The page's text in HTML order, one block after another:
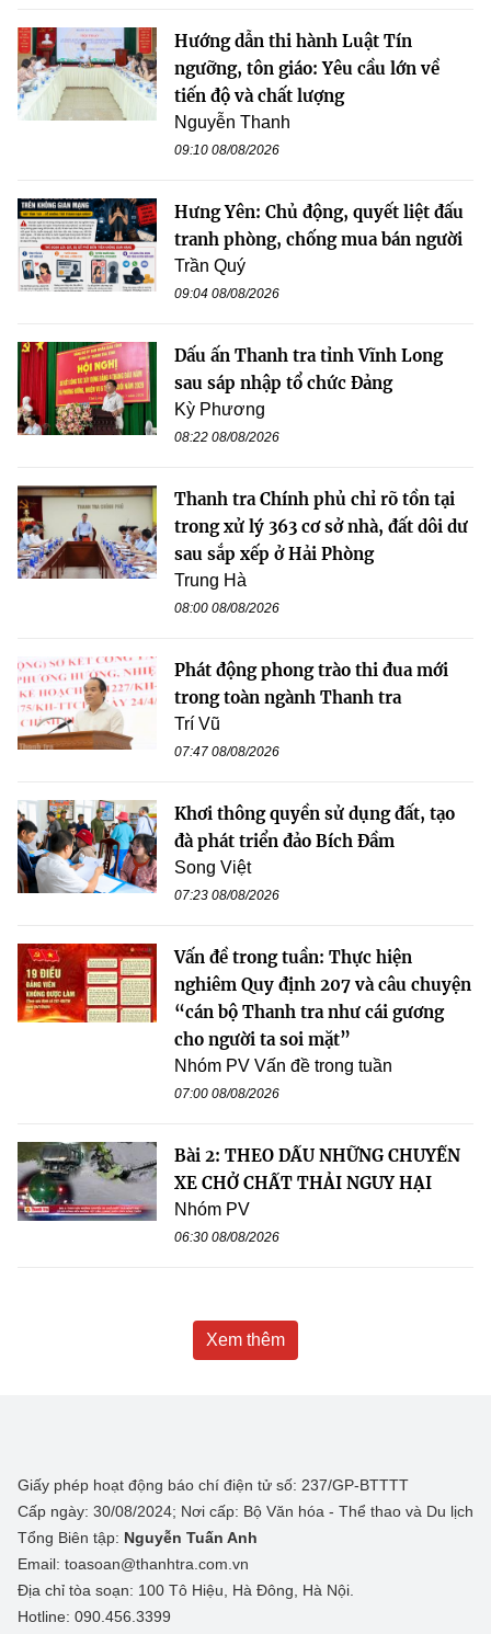
Hướng dẫn thi hành Luật Tín
ngưỡng, tôn giáo: Yêu cầu lớn về
tiến độ và chất lượng
Nguyễn Thanh
09:10 08/08/2026
Hưng Yên: Chủ động, quyết liệt đấu
tranh phòng, chống mua bán người
Trần Quý
09:04 08/08/2026
Dấu ấn Thanh tra tỉnh Vĩnh Long
sau sáp nhập tổ chức Đảng
Kỳ Phương
08:22 08/08/2026
Thanh tra Chính phủ chỉ rõ tồn tại
trong xử lý 363 cơ sở nhà, đất dôi dư
sau sắp xếp ở Hải Phòng
Trung Hà
08:00 08/08/2026
Phát động phong trào thi đua mới
trong toàn ngành Thanh tra
Trí Vũ
07:47 08/08/2026
Khơi thông quyền sử dụng đất, tạo
đà phát triển đảo Bích Đầm
Song Việt
07:23 08/08/2026
Vấn đề trong tuần: Thực hiện
nghiêm Quy định 207 và câu chuyện
“cán bộ Thanh tra như cái gương
cho người ta soi mặt”
Nhóm PV Vấn đề trong tuần
07:00 08/08/2026
Bài 2: THEO DẤU NHỮNG CHUYẾN
XE CHỞ CHẤT THẢI NGUY HẠI
Nhóm PV
06:30 08/08/2026
Xem thêm
Giấy phép hoạt động báo chí điện tử số: 237/GP-BTTTT
Cấp ngày: 30/08/2024; Nơi cấp: Bộ Văn hóa - Thể thao và Du lịch
Tổng Biên tập: Nguyễn Tuấn Anh
Email: toasoan@thanhtra.com.vn
Địa chỉ tòa soạn: 100 Tô Hiệu, Hà Đông, Hà Nội.
Hotline: 090.456.3399